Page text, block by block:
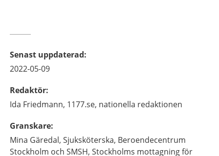
Senast uppdaterad:
2022-05-09
Redaktör:
Ida Friedmann, 1177.se, nationella redaktionen
Granskare:
Mina Gäredal, Sjuksköterska, Beroendecentrum
Stockholm och SMSH, Stockholms mottagning för